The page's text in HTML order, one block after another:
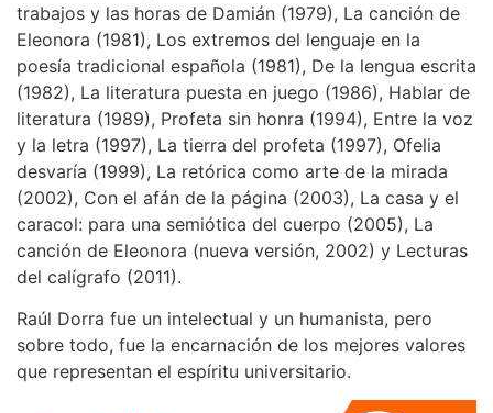
trabajos y las horas de Damián (1979), La canción de
Eleonora (1981), Los extremos del lenguaje en la
poesía tradicional española (1981), De la lengua escrita
(1982), La literatura puesta en juego (1986), Hablar de
literatura (1989), Profeta sin honra (1994), Entre la voz
y la letra (1997), La tierra del profeta (1997), Ofelia
desvaría (1999), La retórica como arte de la mirada
(2002), Con el afán de la página (2003), La casa y el
caracol: para una semiótica del cuerpo (2005), La
canción de Eleonora (nueva versión, 2002) y Lecturas
del calígrafo (2011).
Raúl Dorra fue un intelectual y un humanista, pero
sobre todo, fue la encarnación de los mejores valores
que representan el espíritu universitario.